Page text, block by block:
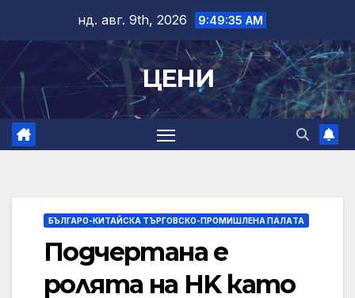
content
нд. авг. 9th, 2026 9:49:35 AM
ЦЕНИ
БЪЛГАРО-КИТАЙСКА ТЪРГОВСКО-ПРОМИШЛЕНА ПАЛAТА
Подчертана е
ролята на HK като